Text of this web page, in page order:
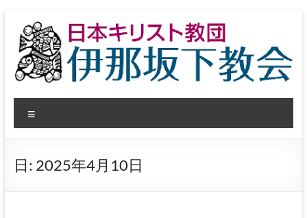
ス
ッ
日
本
キ
リ
ニ
ー
日: 2025年4月10日